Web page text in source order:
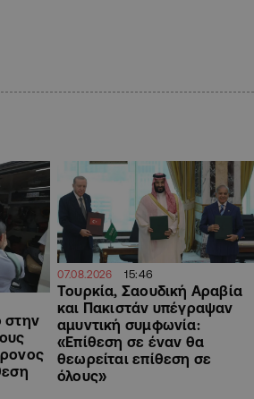
στην
07.08.2026 15:46
Τουρκία, Σαουδική Αραβία
και Πακιστάν υπέγραψαν
αμυντική συμφωνία:
«Επίθεση σε έναν θα
θεωρείται επίθεση σε
όλους»